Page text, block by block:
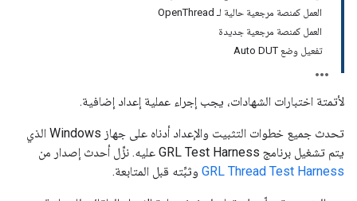
العمل كمنصة مرجعية حالية لـ OpenThread
العمل كمنصة مرجعية جديدة
تفعيل وضع Auto DUT
لأتمتة اختبارات الشهادات، يجب إجراء عملية إعداد إضافية.
تحدث جميع خطوات التثبيت والإعداد أدناه على جهاز Windows الذي
يتم تشغيل برنامج GRL Test Harness عليه. نزِّل أحدث إصدار من
GRL Thread Test Harness وثبِّته قبل المتابعة.